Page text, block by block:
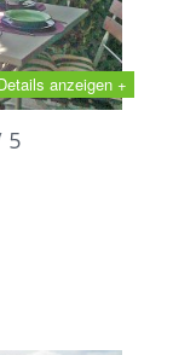
anzeigen +
5